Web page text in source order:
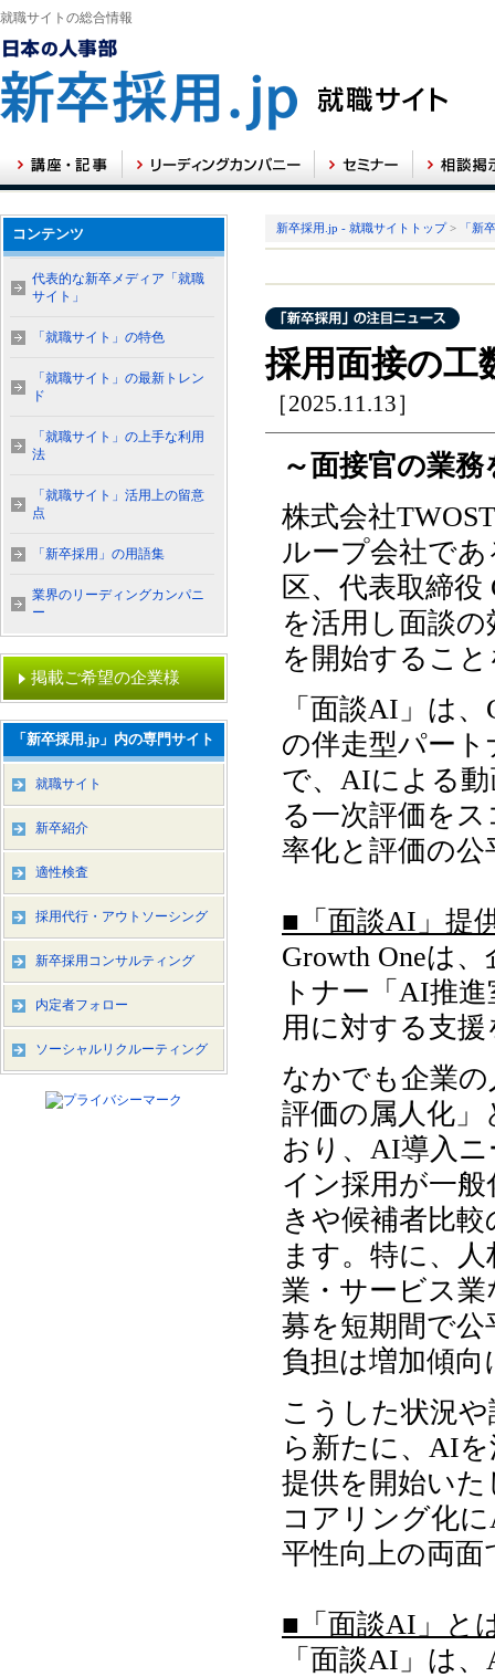
就職サイトの総合情報
新卒採用.jp - 就職サイトトップ> 「新
採用面接の工
［2025.11.13］
～面接官の業
株式会社
ループ会社であ
区、代表取締役
を活用し面談
を開始するこ
「面談AI」は
の伴走型パー
で、AIによる
る一次評価を
率化と評価の
■「面談AI」提
Growth Oneは
トナー「AI推
用に対する支
なかでも企業
評価の属人化
おり、AI導入
イン採用が一
きや候補者比
ます。特に、
業・サービス
募を短期間で
負担は増加傾
こうした状況
ら新たに、AI
提供を開始い
コアリング化
平性向上の両
■「面談AI」と
「面談AI」は
コンテンツ
代表的な新卒メディア「就職
サイト」
「就職サイト」の特色
「就職サイト」の最新トレン
ド
「就職サイト」の上手な利用
法
「就職サイト」活用上の留意
点
「新卒採用」の用語集
業界のリーディングカンパニ
ー
掲載ご希望の企業様
「新卒採用.jp」内の専門サイト
就職サイト
新卒紹介
適性検査
採用代行・アウトソーシング
新卒採用コンサルティング
内定者フォロー
ソーシャルリクルーティング